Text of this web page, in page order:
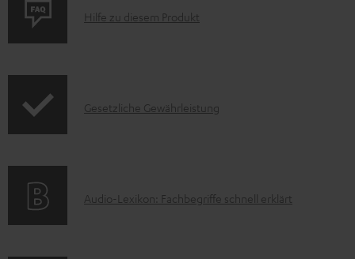
e
d
P
u
A
Hilfe zu diesem Produkt
I
r
Gesetzliche Gewährleistung
A
Audio-Lexikon: Fachbegriffe schnell erklärt